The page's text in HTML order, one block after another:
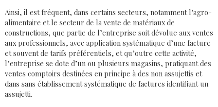
Ainsi, il est fréquent, dans certains secteurs, notamment l’agro-
alimentaire et le secteur de la vente de matériaux de
constructions, que partie de l’entreprise soit dévolue aux ventes
aux professionnels, avec application systématique d’une facture
et souvent de tarifs préférentiels, et qu’outre cette activité,
l’entreprise se dote d’un ou plusieurs magasins, pratiquant des
ventes comptoirs destinées en principe à des non assujettis et
dans sans établissement systématique de factures identifiant un
assujetti.